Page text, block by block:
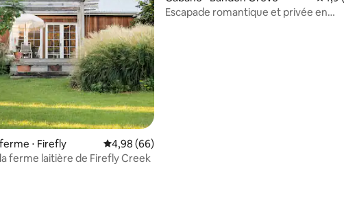
la base de 43 commentaires : 4,98 sur 5
⋅ Firefly Évaluation moyenne sur la base de 66
4,98 (66)
ferme laitière de Firefly Creek
Escapade romantique et privée en